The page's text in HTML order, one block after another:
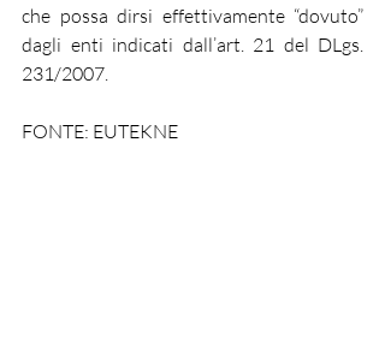
che possa dirsi effettivamente “dovuto”
dagli enti indicati dall’art. 21 del DLgs.
231/2007.
FONTE: EUTEKNE